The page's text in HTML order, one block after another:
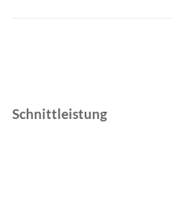
Schnittleistung